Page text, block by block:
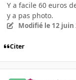
Y a facile 60 euros
y a pas photo.
Modifié le 12 juin
Citer